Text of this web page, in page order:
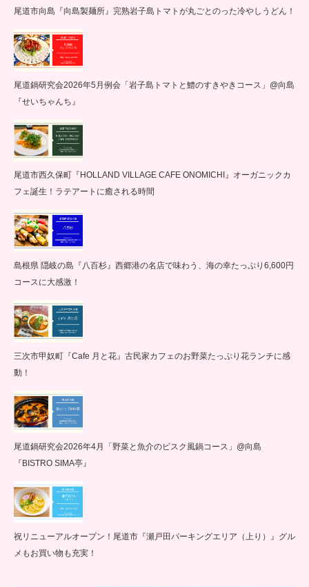
尾道市向島『向島製麺所』完熟岩子島トマトが丸ごとのった冷やしうどん！
尾道鍋研究会2026年5月例会「岩子島トマトと鱧のすきやきコース」@向島
『せいちゃんち』
尾道市西久保町『HOLLAND VILLAGE CAFE ONOMICHI』オーガニックカ
フェ誕生！ラテアートに癒される時間
島根県 隠岐の島『八百杉』西郷港の名店で味わう、海の幸たっぷり6,600円
コースに大感激！
三次市甲奴町『Cafe 月と花』古民家カフェのお野菜たっぷり花ランチに感
動！
尾道鍋研究会2026年4月「野菜と魚介のビスク風鍋コース」@向島
『BISTRO SIMA亭』
祝リニューアルオープン！尾道市『瀬戸田パーキングエリア（上り）』グル
メもお買い物も充実！